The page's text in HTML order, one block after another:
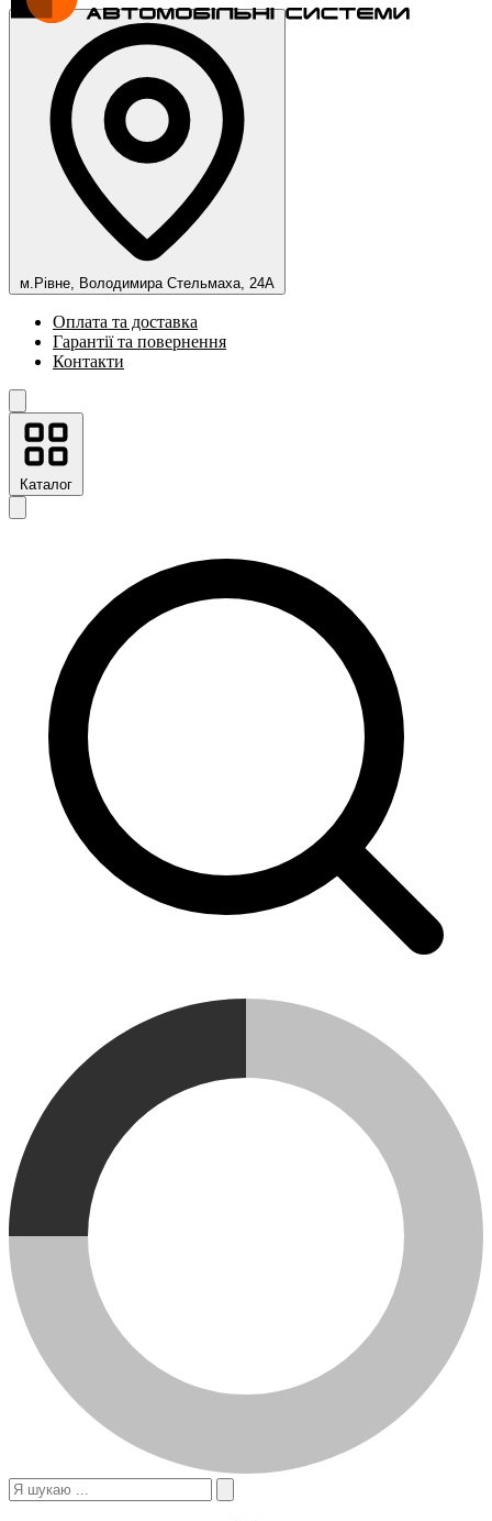
м.Рівне, Володимира Стельмаха, 24А
Оплата та доставка
Гарантії та повернення
Контакти
Каталог